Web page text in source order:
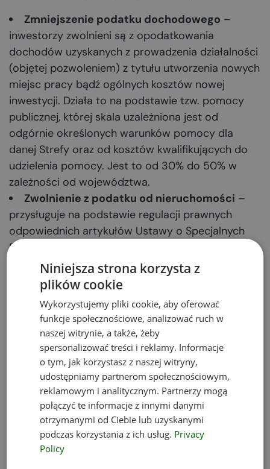
Zmniejszenie podatku dochodowego –
inwestorzy zwolnieni są z opodatkowania
dochodów uzyskanych z prowadzenia działalności
(objętej pozwoleniem) z tytułu utworzenia nowych
miejsc pracy bądź ogólnych kosztów nowej
inwestycji. Działa to na podstawie tzw. pomocy
publicznej, której skala uzależniona jest od
odgórnie określonych warunków pomocy dla
danej Strefy oraz od kosztów kwalifikujących do
udzielenia pomocy. Jest to od 30% do 50% w
zależności od województwa.
Zwolnienie z podatku od nieruchomości –
przysługuje na podstawie regulacji prawnych
odpowiednich artykułów Ustawy o Specjalnych
Strefach Ekonomicznych oraz Ustawy o
podatkach i opłatach lokalnych, na podstawie
której zwolnienie podatkowe może wprowadzić
drogą uchwały właściwa rada gminy.
Wsparcie administracyjne(w kwestiach
prawnych, organizacyjnych, ale też ułatwienie
dostępu do mediów czy pomoc w rekrutacji
pracowników).
Ułatwione procedury– Zarządcy Specjalnych
Stref Ekonomicznych ułatwiają współpracę oraz
kontakt z odpowiednimi jednostkami samorządu
terytorialnego.
Niniejsza strona korzysta z
plików cookie
Wykorzystujemy pliki cookie, aby oferować
funkcje społecznościowe, analizować ruch w
naszej witrynie, a także, żeby
spersonalizować treści i reklamy. Informacje
o tym, jak korzystasz z naszej witryny,
udostępniamy partnerom społecznościowym,
reklamowym i analitycznym. Partnerzy mogą
połączyć te informacje z innymi danymi
otrzymanymi od Ciebie lub uzyskanymi
podczas korzystania z ich usług. Privacy
Policy